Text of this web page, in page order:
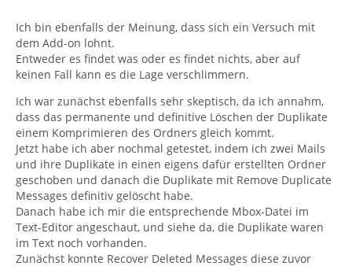
Ich bin ebenfalls der Meinung, dass sich ein Versuch mit
dem Add-on lohnt.
Entweder es findet was oder es findet nichts, aber auf
keinen Fall kann es die Lage verschlimmern.
Ich war zunächst ebenfalls sehr skeptisch, da ich annahm,
dass das permanente und definitive Löschen der Duplikate
einem Komprimieren des Ordners gleich kommt.
Jetzt habe ich aber nochmal getestet, indem ich zwei Mails
und ihre Duplikate in einen eigens dafür erstellten Ordner
geschoben und danach die Duplikate mit Remove Duplicate
Messages definitiv gelöscht habe.
Danach habe ich mir die entsprechende Mbox-Datei im
Text-Editor angeschaut, und siehe da, die Duplikate waren
im Text noch vorhanden.
Zunächst konnte Recover Deleted Messages diese zuvor